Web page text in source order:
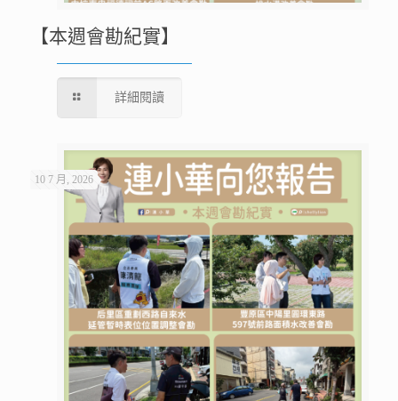
【本週會勘紀實】
詳細閱讀
10 7 月, 2026